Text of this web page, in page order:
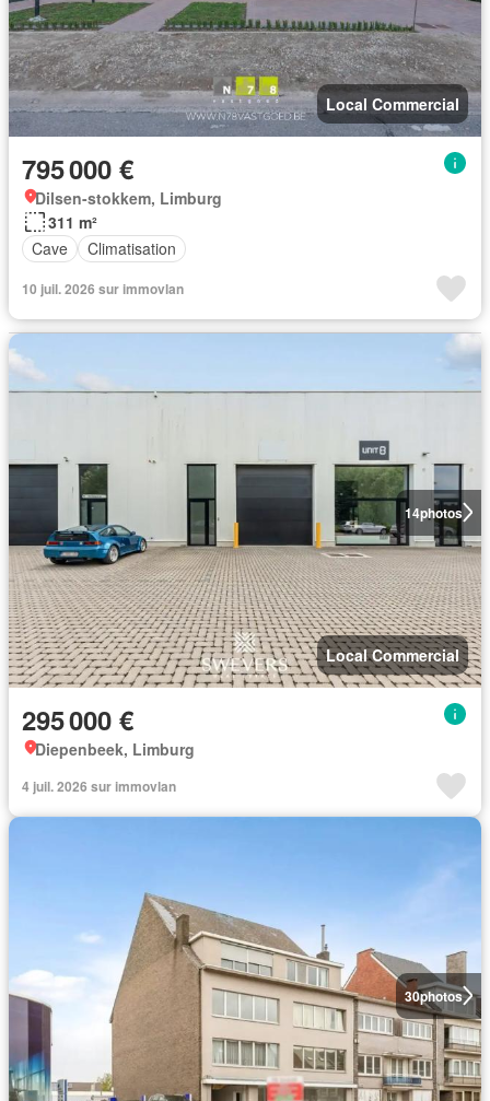
Local Commercial
795 000 €
Dilsen-stokkem, Limburg
311 m²
Cave
Climatisation
10 juil. 2026 sur immovlan
14photos
Local Commercial
295 000 €
Diepenbeek, Limburg
4 juil. 2026 sur immovlan
30photos